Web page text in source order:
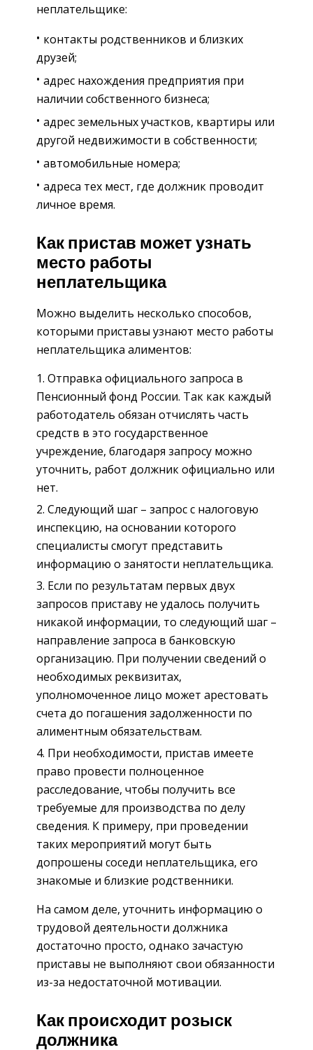
неплательщике:
контакты родственников и близких
друзей;
адрес нахождения предприятия при
наличии собственного бизнеса;
адрес земельных участков, квартиры или
другой недвижимости в собственности;
автомобильные номера;
адреса тех мест, где должник проводит
личное время.
Как пристав может узнать
место работы
неплательщика
Можно выделить несколько способов,
которыми приставы узнают место работы
неплательщика алиментов:
Отправка официального запроса в
Пенсионный фонд России. Так как каждый
работодатель обязан отчислять часть
средств в это государственное
учреждение, благодаря запросу можно
уточнить, работ должник официально или
нет.
Следующий шаг – запрос с налоговую
инспекцию, на основании которого
специалисты смогут представить
информацию о занятости неплательщика.
Если по результатам первых двух
запросов приставу не удалось получить
никакой информации, то следующий шаг –
направление запроса в банковскую
организацию. При получении сведений о
необходимых реквизитах,
уполномоченное лицо может арестовать
счета до погашения задолженности по
алиментным обязательствам.
При необходимости, пристав имеете
право провести полноценное
расследование, чтобы получить все
требуемые для производства по делу
сведения. К примеру, при проведении
таких мероприятий могут быть
допрошены соседи неплательщика, его
знакомые и близкие родственники.
На самом деле, уточнить информацию о
трудовой деятельности должника
достаточно просто, однако зачастую
приставы не выполняют свои обязанности
из-за недостаточной мотивации.
Как происходит розыск
должника